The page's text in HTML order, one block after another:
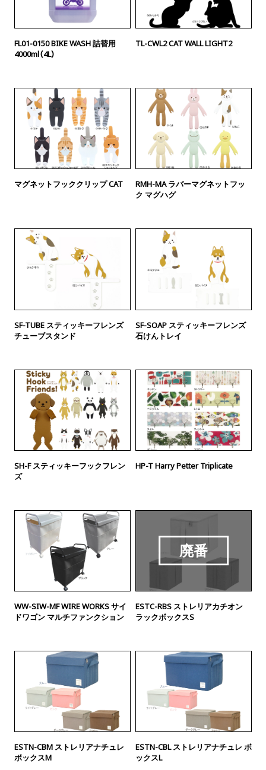
FL01-0150 BIKE WASH 詰替用
4000ml（4L）
TL-CWL2 CAT WALL LIGHT2
マグネットフッククリップ CAT
RMH-MA ラバーマグネットフッ
ク マグハグ
SF-TUBE スティッキーフレンズ
チューブスタンド
SF-SOAP スティッキーフレンズ
石けんトレイ
SH-F スティッキーフックフレン
ズ
HP-T Harry Petter Triplicate
WW-SIW-MF WIRE WORKS サイ
ドワゴン マルチファンクション
廃番
ESTC-RBS ストレリアカチオン
ラックボックスS
ESTN-CBM ストレリアナチュレ
ボックスM
ESTN-CBL ストレリアナチュレ ボ
ックスL